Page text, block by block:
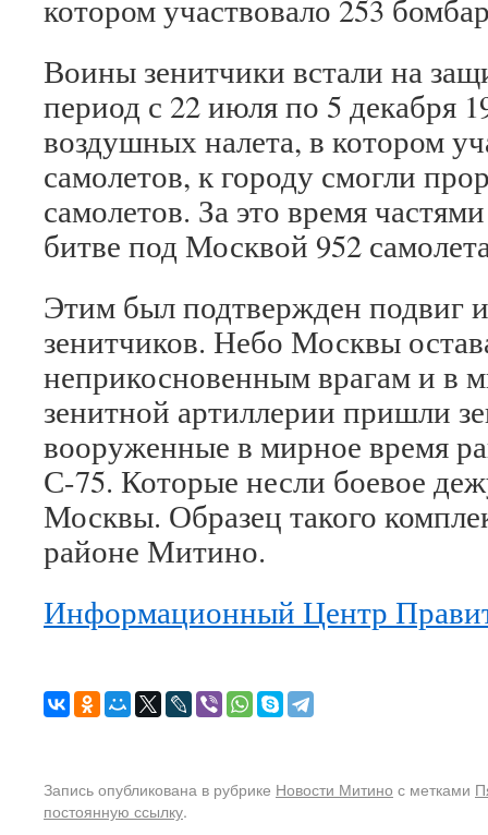
котором участвовало 253
Воины зенитчики встали на
период с 22 июля по 5 декабря
воздушных налета, в котором
самолетов, к городу смогли
самолетов. За это время
битве под Москвой 952
Этим был подтвержден подвиг
зенитчиков. Небо Москвы
неприкосновенным врагам и в
зенитной артиллерии пришли
вооруженные в мирное время
С-75. Которые несли боевое
Москвы. Образец такого
районе Митино.
Информационный Центр
Запись опубликована в рубрике Новости Митино с метками
постоянную ссылку.